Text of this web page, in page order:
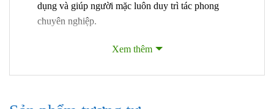
dụng và giúp người mặc luôn duy trì tác phong
chuyên nghiệp.
Thân áo sử dụng tông màu ghi đậm làm chủ đạo, kết
Cách phối màu này tạo điểm nhấn thẩm mỹ rõ ràng,
các mẫu bảo hộ đơn sắc thông thường.
Xem thêm